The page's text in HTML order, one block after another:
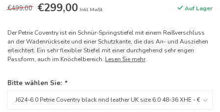
€499,00 €299,00 Inkl. MwSt. Auf Lager
Der Petrie Coventry ist ein Schnür-Springstiefel mit einem Reißverschluss
an der Wadenrückseite und einer Schutzkante, die das An- und Ausziehen
erleichtert. Ein sehr flexibler Stiefel mit einer durchgehend sehr engen
Passform, auch im Knöchelbereich. Lesen Sie mehr.
Bitte wählen Sie: *